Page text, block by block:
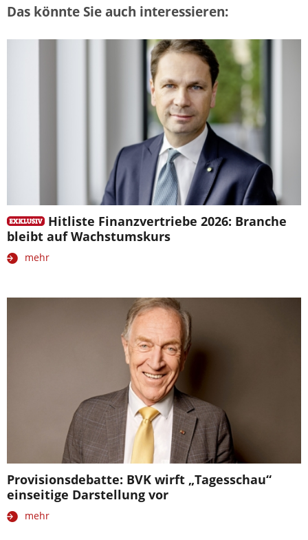
Das könnte Sie auch interessieren:
Hitliste Finanzvertriebe 2026: Branche
bleibt auf Wachstumskurs
mehr
Provisionsdebatte: BVK wirft „Tagesschau“
einseitige Darstellung vor
mehr